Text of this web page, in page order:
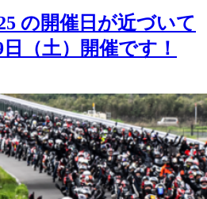
の開催日が近づいて
（土）開催です！